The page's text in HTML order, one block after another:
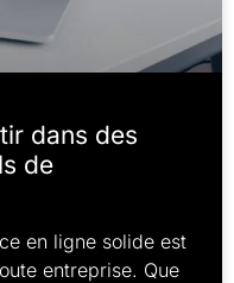
dans des
de
en ligne solide est
entreprise. Que